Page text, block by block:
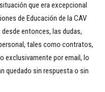
que era excepcional
de Educación de la CAV
entonces, las dudas,
tales como contratos,
exclusivamente por email, lo
quedado sin respuesta o sin